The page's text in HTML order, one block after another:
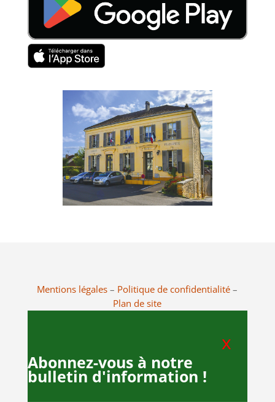
Mentions légales – Politique de confidentialité–
Plan de site
x
Abonnez-vous à notre
bulletin d'information !